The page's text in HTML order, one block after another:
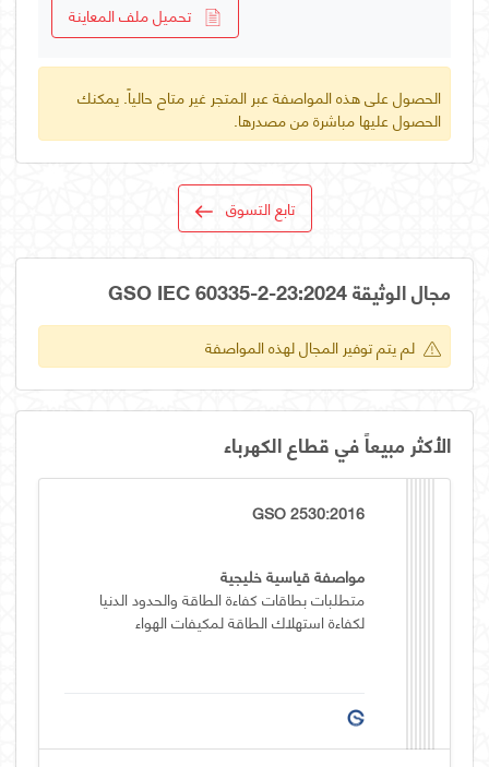
تحميل ملف المعاينة
الحصول على هذه المواصفة عبر المتجر غير متاح حالياً. يمكنك
الحصول عليها مباشرة من مصدرها.
تابع التسوق
مجال الوثيقة GSO IEC 60335-2-23:2024
لم يتم توفير المجال لهذه المواصفة
الأكثر مبيعاً في قطاع الكهرباء
GSO 2530:2016
مواصفة قياسية خليجية
متطلبات بطاقات كفاءة الطاقة والحدود الدنيا
لكفاءة استهلاك الطاقة لمكيفات الهواء